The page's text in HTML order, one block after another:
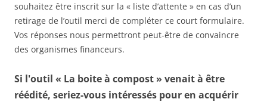
souhaitez être inscrit sur la « liste d’attente » en cas d’un
retirage de l’outil merci de compléter ce court formulaire.
Vos réponses nous permettront peut-être de convaincre
des organismes financeurs.
Si l'outil « La boite à compost » venait à être
réédité, seriez-vous intéressés pour en acquérir